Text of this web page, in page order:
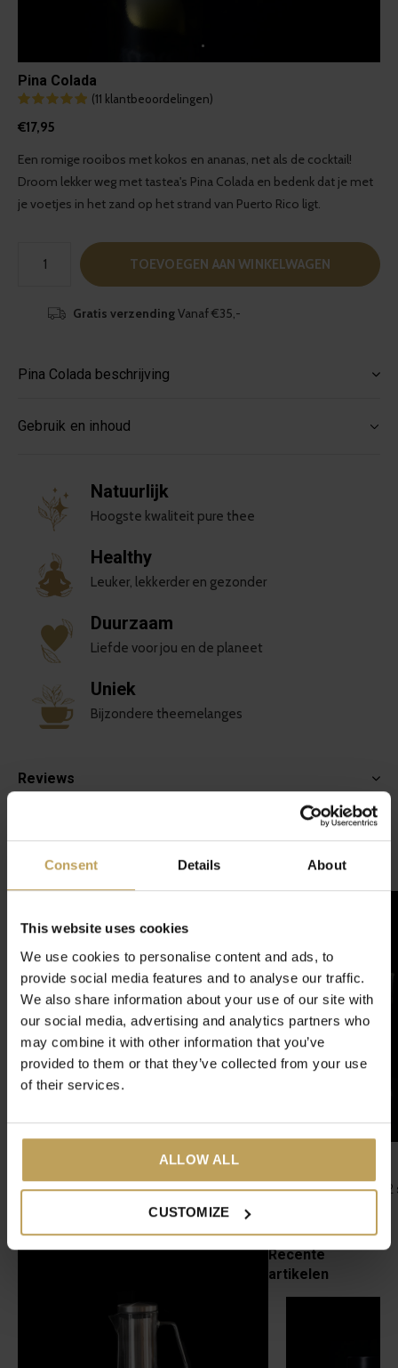
Consent Details About
This website uses cookies
We use cookies to personalise content and ads, to
provide social media features and to analyse our traffic.
We also share information about your use of our site with
our social media, advertising and analytics partners who
may combine it with other information that you’ve
provided to them or that they’ve collected from your use
of their services.
ALLOW ALL
CUSTOMIZE
Pina Colada
(11 klantbeoordelingen)
€17,95
Een romige rooibos met kokos en ananas, net als de cocktail!
Droom lekker weg met tastea's Pina Colada en bedenk dat je met
je voetjes in het zand op het strand van Puerto Rico ligt.
TOEVOEGEN AAN WINKELWAGEN
Gratis verzendingVanaf €35,-
Pina Colada beschrijving
Gebruik en inhoud
Natuurlijk
Hoogste kwaliteit pure thee
Healthy
Leuker, lekkerder en gezonder
Duurzaam
Liefde voor jou en de planeet
Uniek
Bijzondere theemelanges
Reviews
Gerelateerde artikelen
tastea Theebeker Nyx
Handige to-go theebeker
€19,95
Dubbelwandig glas 2
€24,95 €12,49
Recente
artikelen